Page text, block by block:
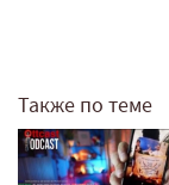
Также по теме